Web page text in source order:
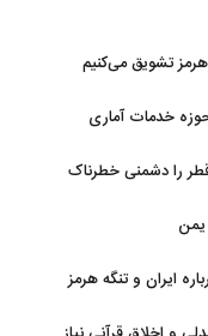
تشویق می‌کنیم
خدمات آماری
را دشمنی خطرناک
ایران و تنگه هرمز